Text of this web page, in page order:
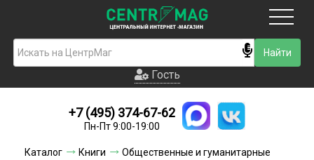
Гость
Новинки
Условия доставки
Гость
+7 (495) 374-67-62
Пн-Пт 9:00-19:00
Каталог Книги
Общественные и гуманитарные